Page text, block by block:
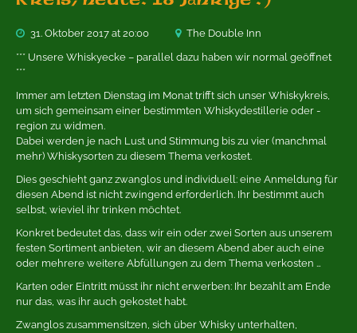
31. Oktober 2017 at 20:00
The Double Inn
*** Unsere Whiskyecke – parallel dazu haben wir normal geöffnet
***
Immer am letzten Dienstag im Monat trifft sich unser Whiskykreis,
um sich gemeinsam einer bestimmten Whiskydestillerie oder -
region zu widmen.
Dabei werden je nach Lust und Stimmung bis zu vier (manchmal
mehr) Whiskysorten zu diesem Thema verkostet.
Dies geschieht ganz zwanglos und individuell: eine Anmeldung für
diesen Abend ist nicht zwingend erforderlich. Ihr bestimmt auch
selbst, wieviel ihr trinken möchtet.
Konkret bedeutet das, dass wir ein oder zwei Sorten aus unserem
festen Sortiment anbieten, wir an diesem Abend aber auch eine
oder mehrere weitere Abfüllungen zu dem Thema verkosten …
Karten oder Eintritt müsst ihr nicht erwerben: Ihr bezahlt am Ende
nur das, was ihr auch gekostet habt.
Zwanglos zusammensitzen, sich über Whisky unterhalten,